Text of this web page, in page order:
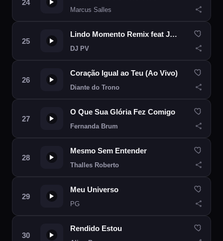
Marcus Salles
Lindo Momento Remix feat Julliany Souza
DJ PV
Coração Igual ao Teu (Ao Vivo)
Diante do Trono
O Que Sua Glória Fez Comigo
Fernanda Brum
Mesmo Sem Entender
Thalles Roberto
Meu Universo
PG
Rendido Estou